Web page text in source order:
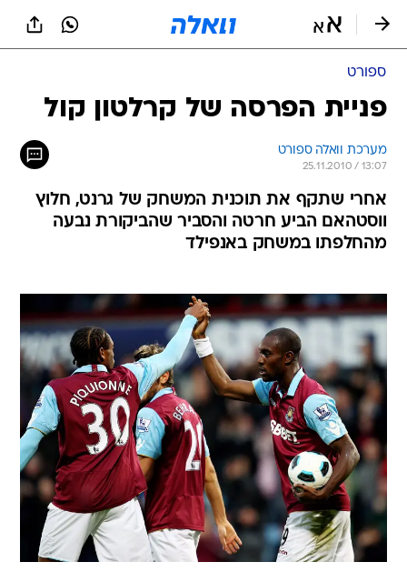
ספורט
פניית הפרסה של קרלטון קול
מערכת וואלה ספורט
25.11.2010 / 13:07
אחרי שתקף את תוכנית המשחק של גרנט, חלוץ
ווסטהאם הביע חרטה והסביר שהביקורת נבעה
מהחלפתו במשחק באנפילד